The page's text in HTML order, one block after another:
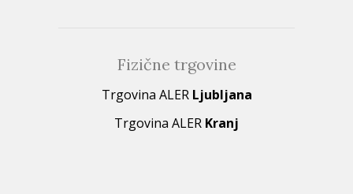
Fizične trgovine
Trgovina ALER Ljubljana
Trgovina ALER Kranj